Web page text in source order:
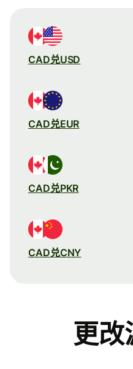
CAD兑USD
CAD兑EUR
CAD兑PKR
CAD兑CNY
更改